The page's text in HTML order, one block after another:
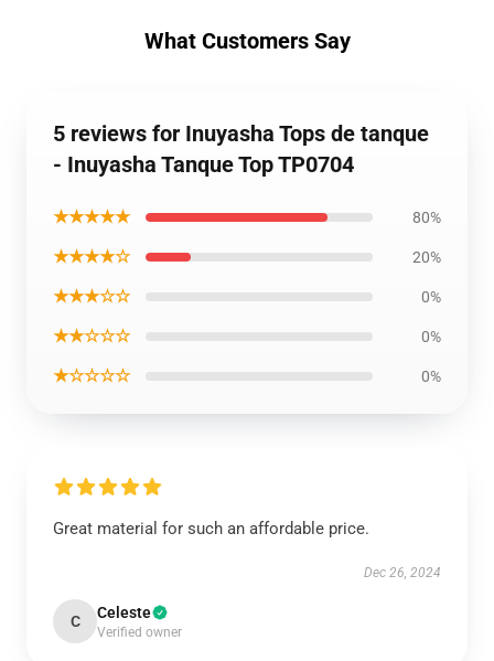
What Customers Say
5 reviews for Inuyasha Tops de tanque
- Inuyasha Tanque Top TP0704
★★★★★ 80%
★★★★☆ 20%
★★★☆☆ 0%
★★☆☆☆ 0%
★☆☆☆☆ 0%
Great material for such an affordable price.
Dec 26, 2024
C Celeste
Verified owner